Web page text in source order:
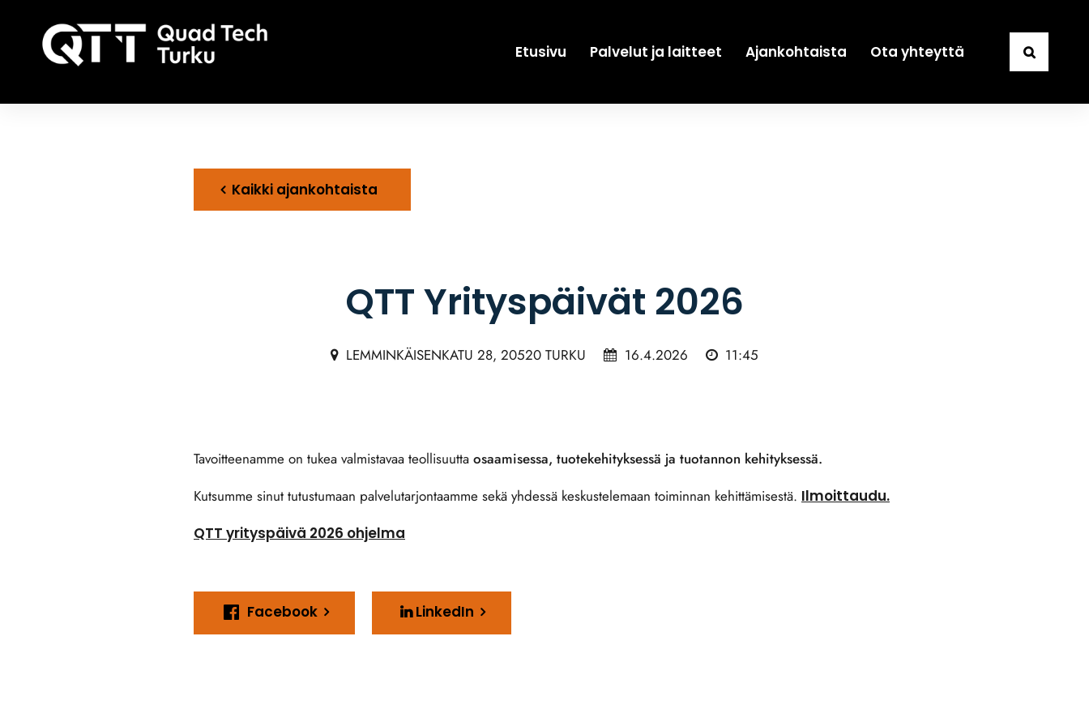
Etusivu Palvelut ja laitteet Ajankohtaista Ota yhteyttä
Kaikki ajankohtaista
QTT Yrityspäivät 2026
LEMMINKÄISENKATU 28, 20520 TURKU 16.4.2026 11:45
Tavoitteenamme on tukea valmistavaa teollisuutta osaamisessa, tuotekehityksessä ja tuotannon kehityksessä.
Kutsumme sinut tutustumaan palvelutarjontaamme sekä yhdessä keskustelemaan toiminnan kehittämisestä. Ilmoittaudu.
QTT yrityspäivä 2026 ohjelma
Facebook LinkedIn